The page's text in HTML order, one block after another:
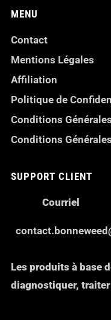
MENU
Contact
Mentions Légales
Affiliation
Politique de
Conditions
Conditions
SUPPORT CLIENT
Courriel
Les produits à base
diagnostiquer,